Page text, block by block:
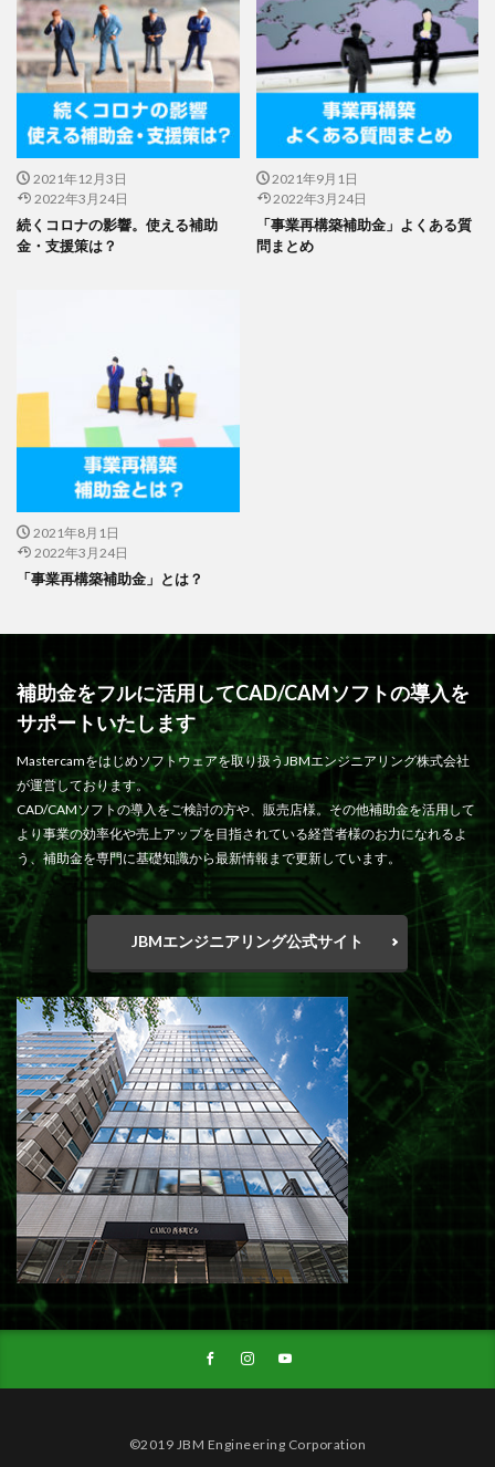
2021年12月3日
2022年3月24日
続くコロナの影響。使える補助
金・支援策は？
2021年9月1日
2022年3月24日
「事業再構築補助金」よくある質
問まとめ
2021年8月1日
2022年3月24日
「事業再構築補助金」とは？
補助金をフルに活用してCAD/CAMソフトの導入を
サポートいたします
Mastercamをはじめソフトウェアを取り扱うJBMエンジニアリング株式会社
が運営しております。
CAD/CAMソフトの導入をご検討の方や、販売店様。その他補助金を活用して
より事業の効率化や売上アップを目指されている経営者様のお力になれるよ
う、補助金を専門に基礎知識から最新情報まで更新しています。
JBMエンジニアリング公式サイト
©2019 JBM Engineering Corporation